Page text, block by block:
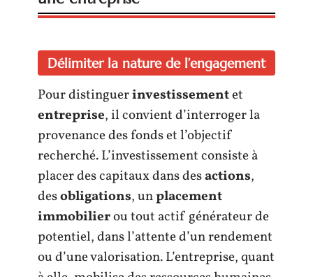
Délimiter la nature de l’engagement
Pour distinguerinvestissementet
entreprise, il convient d’interroger la
provenance des fonds et l’objectif
recherché. L’investissement consiste à
placer des capitaux dans desactions,
desobligations, unplacement
immobilierou tout actif générateur de
potentiel, dans l’attente d’un rendement
ou d’une valorisation. L’entreprise, quant